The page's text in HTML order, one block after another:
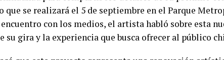
que se realizará el 5 de septiembre en el Parque
con los medios, el artista habló sobre esta
su gira y la experiencia que busca ofrecer al público